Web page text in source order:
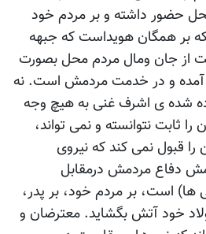
حضور داشته و بر مردم خود
بر همگان هویداست که جبهه
از جان ومال مردم محل بصورت
و در خدمت مردمش است. نه
شده ی اشرف غنی به هیچ وجه
ثابت نتوانسته و نمی تواند،
قبول نمی کند که نیروی
دفاع مردمش درمقابل
ها) است، بر مردم خود، بر پدر،
خود آتش بگشاید. معترضان و